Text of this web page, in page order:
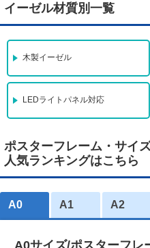
イーゼル材質別一覧
木製イーゼル
LEDライトパネル対応
ポスターフレーム・サイ
人気ランキングはこちら
A0
A0サイズ/ポスターフレ
A1 A2